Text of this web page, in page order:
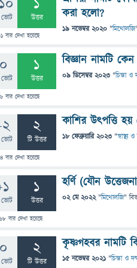
ভোট
1
উত্তর
বার দেখা হয়েছে
করা হলো?
19 নভেম্বর 2020 "মিথোলজি
0
ভোট
1
উত্তর
বার দেখা হয়েছে
বিজ্ঞান নামটি
09 ডিসেম্বর 2023 "চিন্তা ও
ভোট
2
টি উত্তর
বার দেখা হয়েছে
কাশির উৎপত্তি
18 ফেব্রুয়ারি 2023 "স্বাস্থ্য
ভোট
1
উত্তর
বার দেখা হয়েছে
হর্ণি (যৌন
02 মে 2022 "মিথোলজি"
0
ভোট
2
টি উত্তর
কৃষ্ণগহবর নামটি
15 নভেম্বর 2021 "চিন্তা ও